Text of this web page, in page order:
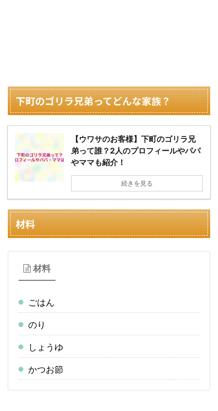
下町のゴリラ兄弟ってどんな家族？
【ウワサのお客様】下町のゴリラ兄
弟って誰？2人のプロフィールやパパ
やママも紹介！
続きを見る
材料
材料
ごはん
のり
しょうゆ
かつお節